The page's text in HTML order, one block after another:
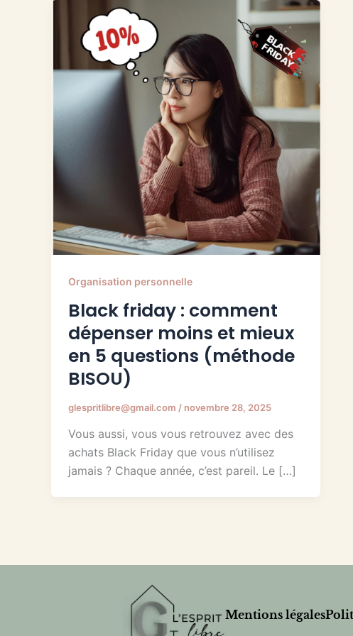
Organisation personnelle
Black friday : comment
dépenser moins et mieux
en 5 questions (méthode
BISOU)
glespritlibre@gmail.com / novembre 28, 2025
Vous aussi, vous vous retrouvez avec des
achats Black Friday que vous n’utilisez
jamais ? Chaque année, c’est pareil. Le […]
Mentions légales